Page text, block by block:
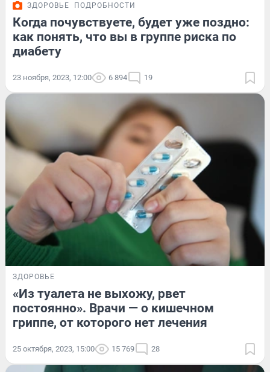
ЗДОРОВЬЕ ПОДРОБНОСТИ
Когда почувствуете, будет уже поздно:
как понять, что вы в группе риска по
диабету
23 ноября, 2023, 12:00 6 894 19
ЗДОРОВЬЕ
«Из туалета не выхожу, рвет
постоянно». Врачи — о кишечном
гриппе, от которого нет лечения
25 октября, 2023, 15:00 15 769 28